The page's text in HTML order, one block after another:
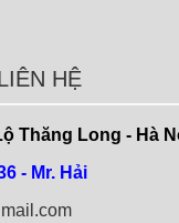
HỆ
Thăng Long - Hà
- Mr. Hải